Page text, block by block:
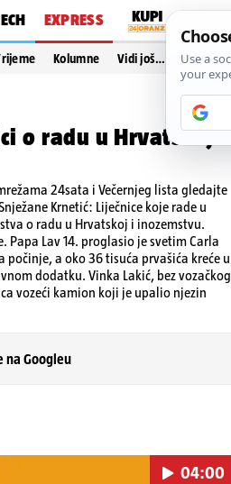
EXPRESS
Kolumne Vidi još…
o radu u Hrvatskoj:
24sata i Večernjeg lista gledajte
Krnetić: Liječnice koje rade u
o radu u Hrvatskoj i inozemstvu.
Papa Lav 14. proglasio je svetim Carla
a oko 36 tisuća prvašića kreće u
dodatku. Vinka Lakić, bez vozačkog
vozeći kamion koji je upalio njezin
na Googleu
04:00